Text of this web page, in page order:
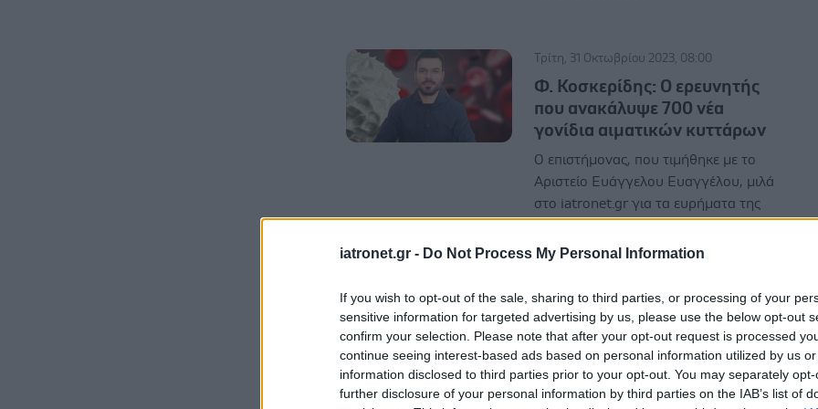
iatronet.gr - Do Not Process My Personal Information
If you wish to opt-out of the sale, sharing to third parties, or processing of your
sensitive information for targeted advertising by us, please use the below opt-out
confirm your selection. Please note that after your opt-out request is processed
continue seeing interest-based ads based on personal information utilized by us
information disclosed to third parties prior to your opt-out. You may separately
further disclosure of your personal information by third parties on the IAB’s list of
Τρίτη, 31 Οκτωβρίου 2023, 08:00
Φ. Κοσκερίδης: Ο ερευνητής
που ανακάλυψε 700 νέα
γονίδια αιματικών κυττάρων
Ο επιστήμονας, που τιμήθηκε με το
Αριστείο Ευάγγελου Ευαγγέλου, μιλά
στο iatronet.gr για τα ευρήματα της
σημασία στην πρόληψη και θεραπεία
Σάββατο, 03 Ιουνίου 2023, 08:00